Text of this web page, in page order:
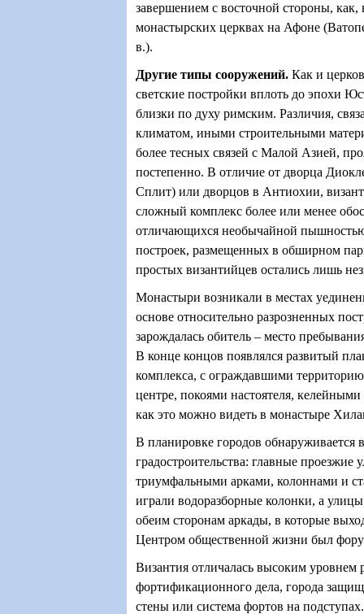
завершением с восточной стороны, как,
монастырских церквах на Афоне
в.).
Другие типы сооружений. Как и
светские постройки вплоть до эпохи
близки по духу римским. Различия,
климатом, иными строительными
более тесных связей с Малой Азией,
постепенно. В отличие от дворца
Сплит) или дворцов в Антиохии,
сложный комплекс более или менее
отличающихся необычайной
построек, размещенных в обширном
простых византийцев остались лишь
Монастыри возникали в местах
основе относительно разрозненных
зарождалась обитель – место
В конце концов появлялся развитый
комплекса, с ограждавшими
центре, покоями настоятеля,
как это можно видеть в монастыре
В планировке городов обнаруживается
градостроительства: главные проезжие
триумфальными арками, колоннами и
играли водоразборные колонки, а
обеим сторонам аркады, в которые
Центром общественной жизни был
Византия отличалась высоким уровнем
фортификационного дела, города
стены или система фортов на